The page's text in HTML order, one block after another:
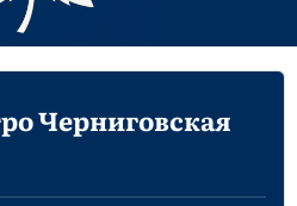
Черниговская